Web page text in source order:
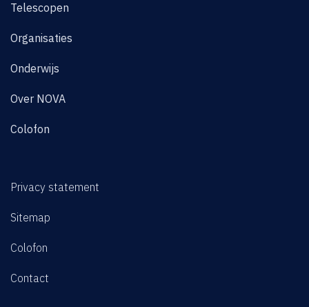
Telescopen
Organisaties
Onderwijs
Over NOVA
Colofon
Privacy statement
Sitemap
Colofon
Contact